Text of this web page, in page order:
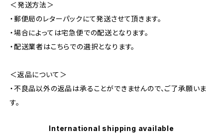
＜発送方法＞
・郵便局のレターパックにて発送させて頂きます。
・場合によっては宅急便での配送となります。
・配送業者はこちらでの選択となります。
＜返品について＞
・不良品以外の返品は承ることができませんので、ご了承願いま
す。
International shipping available